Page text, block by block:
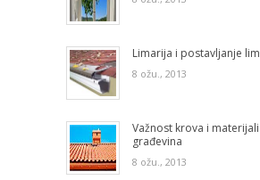
Limarija i postavljanje
8 ožu., 2013
Važnost krova i
građevina
8 ožu., 2013